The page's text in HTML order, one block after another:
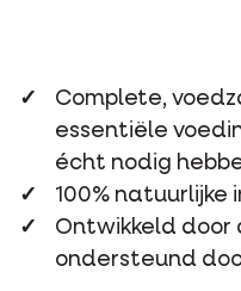
Complete,
essentiële
écht nodig
100% natuurlijke
Ontwikkeld door
ondersteund